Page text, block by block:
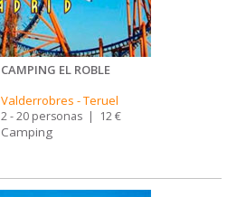
CAMPING EL ROBLE
Valderrobres -Teruel
2 - 20 personas | 12 €
Camping